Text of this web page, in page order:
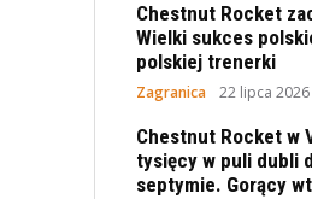
Chestnut Rocket
Wielki sukces
polskiej trenerki
Zagranica 22 lipca 2026
Chestnut Rocket w
tysięcy w puli dubli
septymie. Gorący